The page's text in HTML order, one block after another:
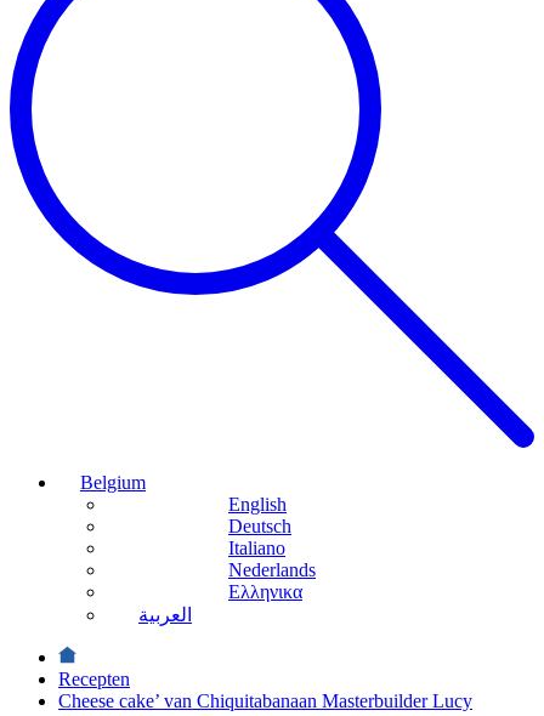
Belgium
English
Deutsch
Italiano
Nederlands
Ελληνικα
العربية
Recepten
Cheese cake’ van Chiquitabanaan Masterbuilder Lucy